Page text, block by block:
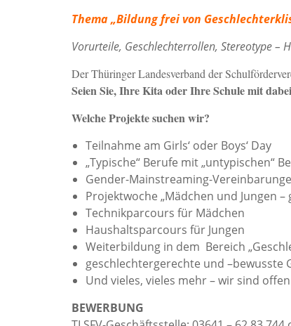
Thema „Bildung frei von
Vorurteile, Geschlechterrollen, Stereotype –
Der Thüringer Landesverband der
Seien Sie, Ihre Kita oder Ihre Schule mit
Welche Projekte suchen wir?
Teilnahme am Girls‘ oder Boys‘ Day
„Typische“ Berufe mit „untypischen“
Gender-Mainstreaming-
Projektwoche „Mädchen und Jungen
Technikparcours für Mädchen
Haushaltsparcours für Jungen
Weiterbildung in dem Bereich
geschlechtergerechte und –bewusste
Und vieles, vieles mehr – wir sind
BEWERBUNG